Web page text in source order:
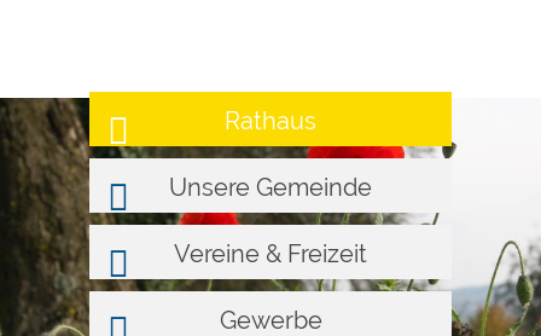
Rathaus
Unsere Gemeinde
Vereine & Freizeit
Gewerbe